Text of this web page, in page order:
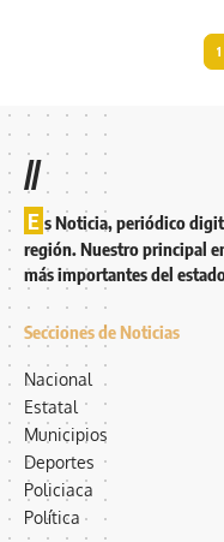
1
//
E s Noticia, periódico
región. Nuestro principal
más importantes del
Secciones de Noticias
Nacional
Estatal
Municipios
Deportes
Policiaca
Política